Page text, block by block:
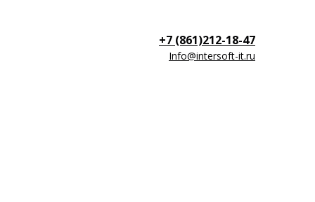
+7 (861)212-18-47
Info@intersoft-it.ru